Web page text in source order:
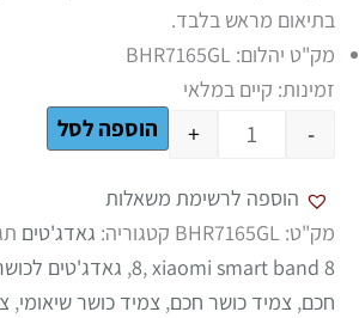
בתיאום מראש בלבד.
מק"ט יהלום: BHR7165GL
זמינות: קיים במלאי
-
+ הוספה לסל
הוספה לרשימת משאלות
מק"ט: BHR7165GL קטגוריה: גאדג'טים
8,xiaomi smart band 8
, גאדג'טים
חכם, צמיד כושר חכם, צמיד כושר שיאומי,